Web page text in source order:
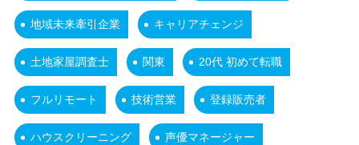
地域未来牽引企業 キャリアチェンジ
土地家屋調査士 関東 20代 初めて転職
フルリモート 技術営業 登録販売者
ハウスクリーニング 声優マネージャー